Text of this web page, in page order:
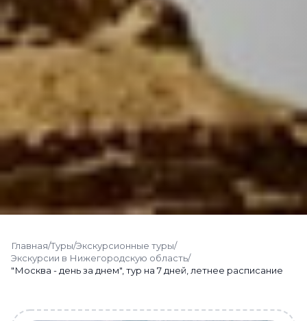
Главная/Туры/Экскурсионные туры/
Экскурсии в Нижегородскую область/
"Москва - день за днем", тур на 7 дней, летнее расписание